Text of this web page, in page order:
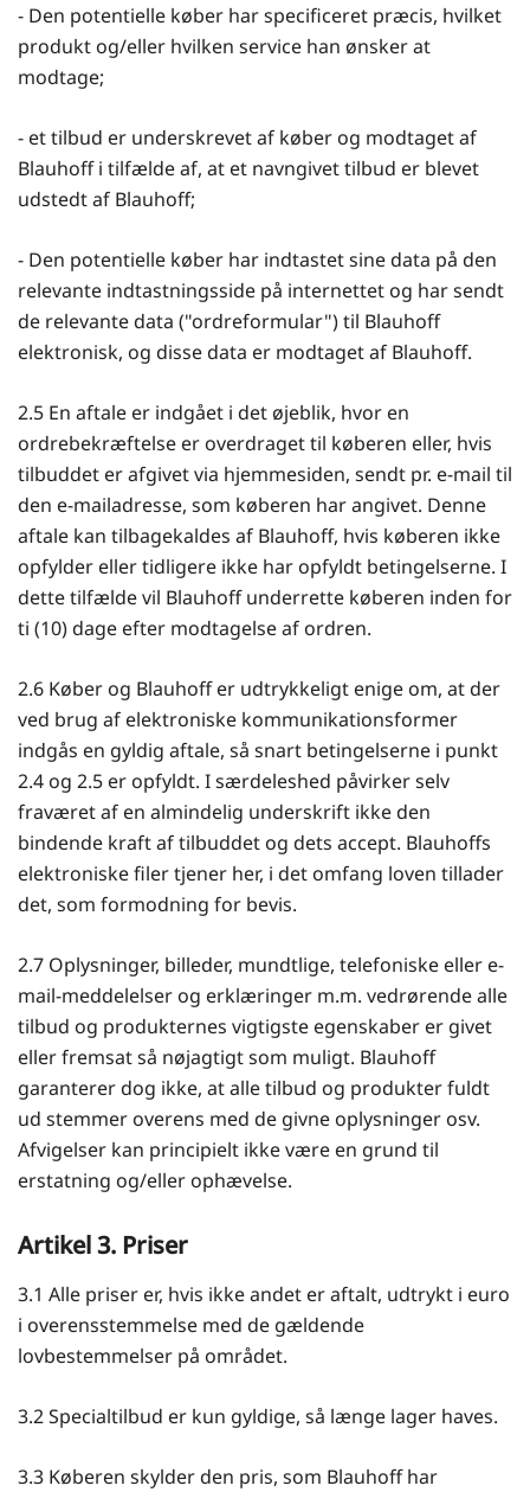
- Den potentielle køber har specificeret præcis, hvilket
produkt og/eller hvilken service han ønsker at
modtage;
- et tilbud er underskrevet af køber og modtaget af
Blauhoff i tilfælde af, at et navngivet tilbud er blevet
udstedt af Blauhoff;
- Den potentielle køber har indtastet sine data på den
relevante indtastningsside på internettet og har sendt
de relevante data ("ordreformular") til Blauhoff
elektronisk, og disse data er modtaget af Blauhoff.
2.5 En aftale er indgået i det øjeblik, hvor en
ordrebekræftelse er overdraget til køberen eller, hvis
tilbuddet er afgivet via hjemmesiden, sendt pr. e-mail til
den e-mailadresse, som køberen har angivet. Denne
aftale kan tilbagekaldes af Blauhoff, hvis køberen ikke
opfylder eller tidligere ikke har opfyldt betingelserne. I
dette tilfælde vil Blauhoff underrette køberen inden for
ti (10) dage efter modtagelse af ordren.
2.6 Køber og Blauhoff er udtrykkeligt enige om, at der
ved brug af elektroniske kommunikationsformer
indgås en gyldig aftale, så snart betingelserne i punkt
2.4 og 2.5 er opfyldt. I særdeleshed påvirker selv
fraværet af en almindelig underskrift ikke den
bindende kraft af tilbuddet og dets accept. Blauhoffs
elektroniske filer tjener her, i det omfang loven tillader
det, som formodning for bevis.
2.7 Oplysninger, billeder, mundtlige, telefoniske eller e-
mail-meddelelser og erklæringer m.m. vedrørende alle
tilbud og produkternes vigtigste egenskaber er givet
eller fremsat så nøjagtigt som muligt. Blauhoff
garanterer dog ikke, at alle tilbud og produkter fuldt
ud stemmer overens med de givne oplysninger osv.
Afvigelser kan principielt ikke være en grund til
erstatning og/eller ophævelse.
Artikel 3. Priser
3.1 Alle priser er, hvis ikke andet er aftalt, udtrykt i euro
i overensstemmelse med de gældende
lovbestemmelser på området.
3.2 Specialtilbud er kun gyldige, så længe lager haves.
3.3 Køberen skylder den pris, som Blauhoff har